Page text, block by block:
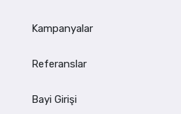
Kampanyalar
Referanslar
Bayi Girişi